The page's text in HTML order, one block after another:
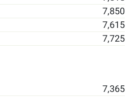
7,850
7,615
7,725
7,365